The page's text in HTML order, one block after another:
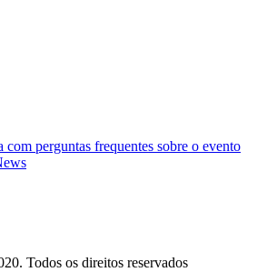
perguntas frequentes sobre o evento
Todos os direitos reservados